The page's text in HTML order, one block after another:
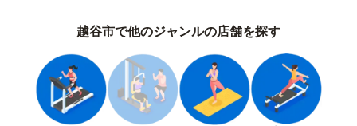
越谷市で他のジャンルの店舗を探す